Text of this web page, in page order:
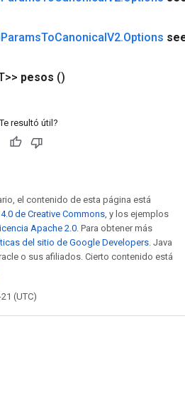
ToCanonicalV2.Options
pesos ()
resultó útil?
el contenido de esta página está
de Creative Commons, y los ejemplos
licencia Apache 2.0. Para obtener más
del sitio de Google Developers. Java
o sus afiliados. Cierto contenido está
(UTC)